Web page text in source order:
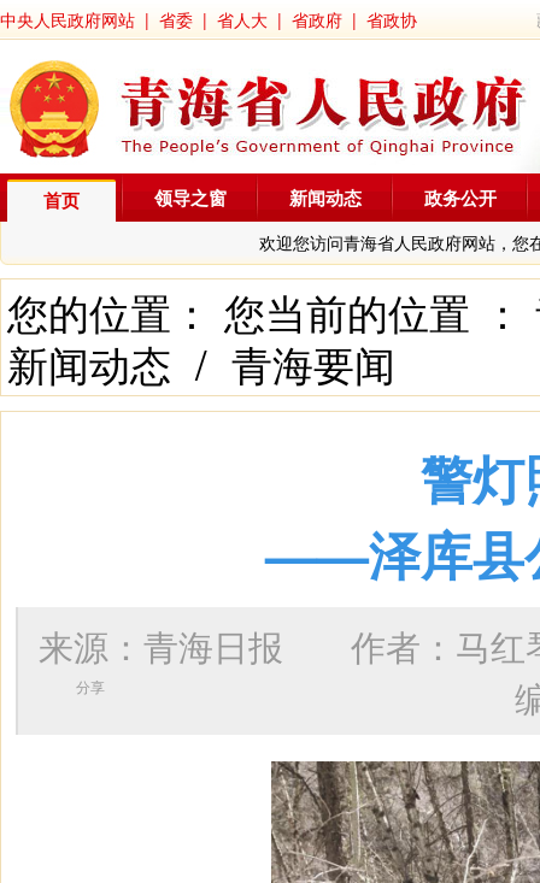
中央人民政府网站 | 省委 | 省人大 | 省政府 | 省政协
首页
欢迎您访问青海省人民政府网站，您
领导之窗 新闻动态 政务公开
您的位置： 您当前的位置 ：
新闻动态 / 青海要闻
警
——泽库县
来源：青海日报 作者： 马
分享